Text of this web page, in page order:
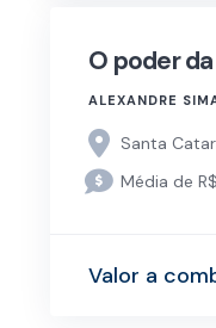
O poder
ALEXANDRE
Santa
Média de
Valor a